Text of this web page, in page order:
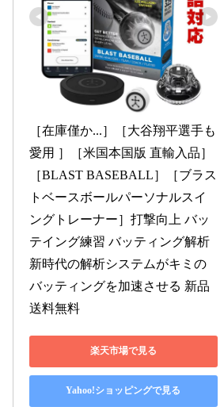
［在庫僅か...］［大谷翔平選手も
愛用 ］［米国本国版 直輸入品］
［BLAST BASEBALL］［ブラス
トベースボールパーソナルスイ
ングトレーナー］打撃向上 バッ
テイング練習 バッティング解析
新時代の解析システムがキミの
バッティングを加速させる 新品
送料無料
楽天市場で見る
Yahoo!ショッピングで見る